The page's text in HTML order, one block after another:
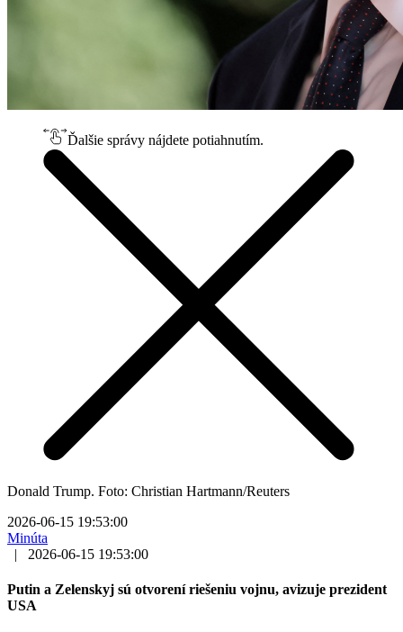
Ďalšie správy nájdete potiahnutím.
Donald Trump. Foto: Christian Hartmann/Reuters
2026-06-15 19:53:00
Minúta
|
2026-06-15 19:53:00
Putin a Zelenskyj sú otvorení riešeniu vojnu, avizuje prezident
USA